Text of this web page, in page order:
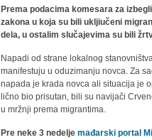
Prema podacima komesara za
zakona u koja su bili ukljiučeni
dela, u ostalim slučajevima su bili
Napadi od strane lokalnog
manifestuju u oduzimanju novca. Za
napada je krada novca ali situacija je
lično bio prisutan, bili su navijači
u mržnji prema migrantima.
Pre neke 3 nedeljemađarski portal